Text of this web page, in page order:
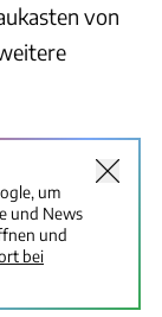
von
um
und News
und
bei